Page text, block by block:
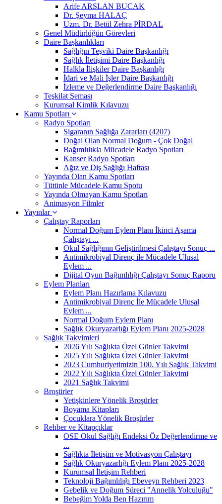
Arife ARSLAN BUCAK
Dr. Şeyma HALAÇ
Uzm. Dr. Betül Zehra PİRDAL
Genel Müdürlüğün Görevleri
Daire Başkanlıkları
Sağlığın Teşviki Daire Başkanlığı
Sağlık İletişimi Daire Başkanlığı
Halkla İlişkiler Daire Başkanlığı
İdari ve Mali İşler Daire Başkanlığı
İzleme ve Değerlendirme Daire Başkanlığı
Teşkilat Şeması
Kurumsal Kimlik Kılavuzu
Kamu Spotları
Radyo Spotları
Sigaranın Sağlığa Zararları (4207)
Doğal Olan Normal Doğum - Çok Doğal
Bağımlılıkla Mücadele Radyo Spotları
Kanser Radyo Spotları
Ağız ve Diş Sağlığı Haftası
Yayında Olan Kamu Spotları
Tütünle Mücadele Kamu Spotu
Yayında Olmayan Kamu Spotları
Animasyon Filmler
Yayınlar
Çalıştay Raporları
Normal Doğum Eylem Planı İkinci Aşama
Çalıştayı ...
Okul Sağlığının Geliştirilmesi Çalıştayı Sonuç ...
Antimikrobiyal Direnç ile Mücadele Ulusal
Eylem ...
Dijital Oyun Bağımlılığı Çalıştayı Sonuç Raporu
Eylem Planları
Eylem Planı Hazırlama Kılavuzu
Antimikrobiyal Direnç İle Mücadele Ulusal
Eylem ...
Normal Doğum Eylem Planı
Sağlık Okuryazarlığı Eylem Planı 2025-2028
Sağlık Takvimleri
2026 Yılı Sağlıkta Özel Günler Takvimi
2025 Yılı Sağlıkta Özel Günler Takvimi
2023 Cumhuriyetimizin 100. Yılı Sağlık Takvimi
2022 Yılı Sağlıkta Özel Günler Takvimi
2021 Sağlık Takvimi
Broşürler
Yetişkinlere Yönelik Broşürler
Boyama Kitapları
Çocuklara Yönelik Broşürler
Rehber ve Kitapçıklar
OSE Okul Sağlığı Endeksi Öz Değerlendirme ve
...
Sağlıkta İletişim ve Motivasyon Çalıştayı
Sağlık Okuryazarlığı Eylem Planı 2025-2028
Kurumsal İletişim Rehberi
Teknoloji Bağımlılığı Ebeveyn Rehberi 2023
Gebelik ve Doğum Süreci "Annelik Yolculuğu"
Bebeğim Yolda Ben Hazırım